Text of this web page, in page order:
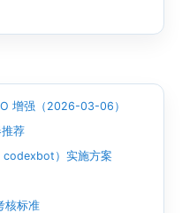
增强（2026-03-06）
荐
codexbot）实施方案
核标准